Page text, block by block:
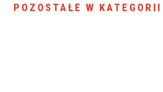
POZOSTAŁE W KATEGORII